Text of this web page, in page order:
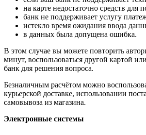
на карте недостаточно средств для
банк не поддерживает услугу
истекло время ожидания ввода
в данных была допущена ошибка.
В этом случае вы можете повторить
минут, воспользоваться другой картой
банк для решения вопроса.
Безналичным расчётом можно
курьерской доставке, использовании
самовывоза из магазина.
Электронные системы